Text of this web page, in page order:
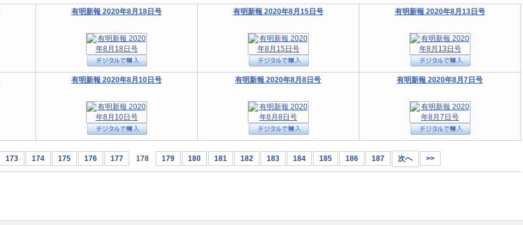
有明新報 2020年8月18日号 有明新報 2020年8月15日号 有明新報 2020年8月13日号
有明新報 2020年8月10日号 有明新報 2020年8月8日号 有明新報 2020年8月7日号
173 174 175 176 177 178 179 180 181 182 183 184 185 186 187 次へ >>